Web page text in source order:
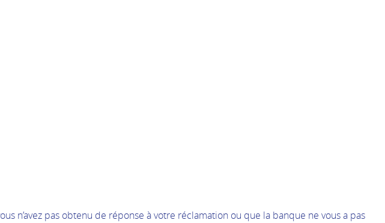
n’avez pas obtenu de réponse à votre réclamation ou que la banque ne vous a pas